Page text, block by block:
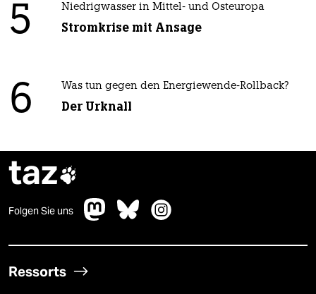
5 Niedrigwasser in Mittel- und Osteuropa
Stromkrise mit Ansage
6 Was tun gegen den Energiewende-Rollback?
Der Urknall
taz
Folgen Sie uns
Ressorts